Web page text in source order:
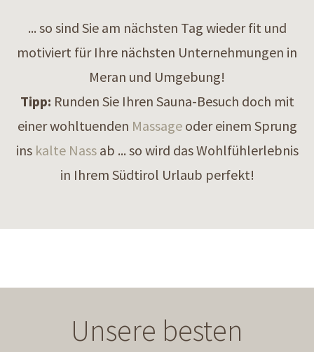
... so sind Sie am nächsten Tag wieder fit und
motiviert für Ihre nächsten Unternehmungen in
Meran und Umgebung!
Tipp: Runden Sie Ihren Sauna-Besuch doch mit
einer wohltuenden Massageoder einem Sprung
ins kalte Nassab ... so wird das Wohlfühlerlebnis
in Ihrem Südtirol Urlaub perfekt!
Unsere besten